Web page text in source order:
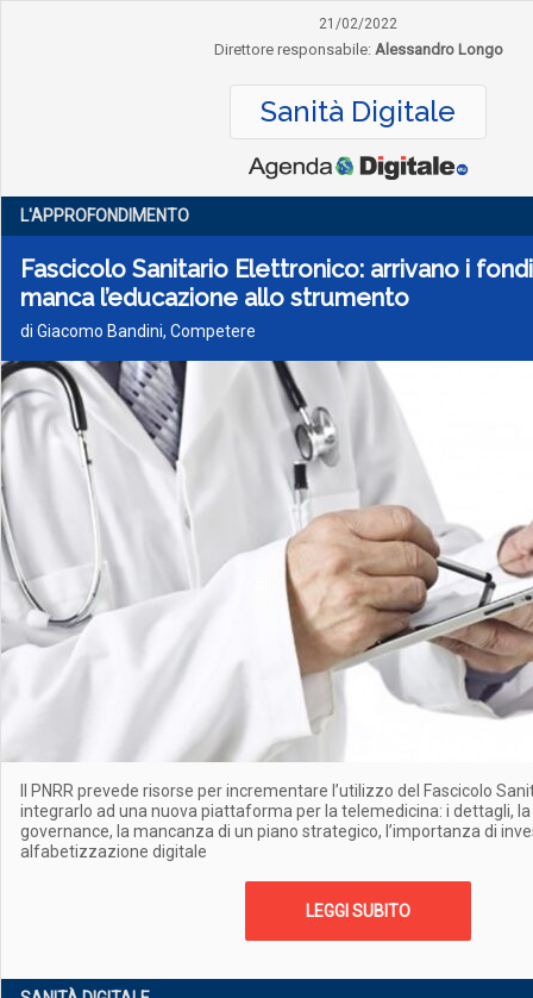
21/02/2022
Direttore responsabile: Alessandro Longo
Sanità Digitale
L'APPROFONDIMENTO
Fascicolo Sanitario Elettronico: arrivano i
manca l’educazione allo strumento
di Giacomo Bandini, Competere
Il PNRR prevede risorse per incrementare l’utilizzo del Fascicolo
integrarlo ad una nuova piattaforma per la telemedicina: i dettagli,
governance, la mancanza di un piano strategico, l’importanza di
alfabetizzazione digitale
LEGGI SUBITO